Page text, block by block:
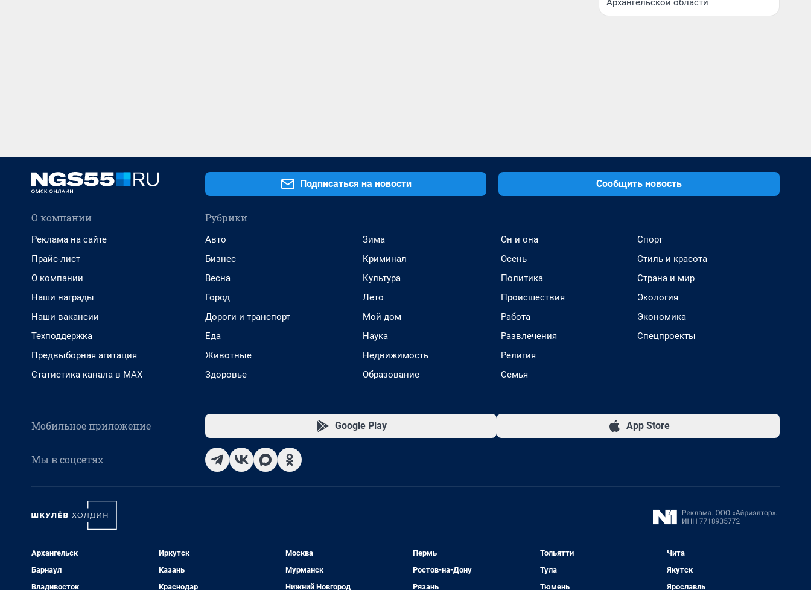
Архангельской области
Подписаться на новости Сообщить новость
О компании
Реклама на сайте
Прайс-лист
О компании
Наши награды
Наши вакансии
Техподдержка
Предвыборная агитация
Статистика канала в MAX
Рубрики
Авто
Бизнес
Весна
Город
Дороги и транспорт
Еда
Животные
Здоровье
Зима
Криминал
Культура
Лето
Мой дом
Наука
Недвижимость
Образование
Он и она
Осень
Политика
Происшествия
Работа
Развлечения
Религия
Семья
Спорт
Стиль и красота
Страна и мир
Экология
Экономика
Спецпроекты
Мобильное приложение Google Play App Store
Мы в соцсетях
Архангельск
Барнаул
Владивосток
Иркутск
Казань
Краснодар
Москва
Мурманск
Нижний Новгород
Пермь
Ростов-на-Дону
Рязань
Тольятти
Тула
Тюмень
Чита
Якутск
Ярославль